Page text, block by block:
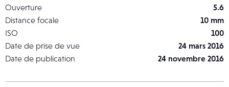
Ouverture
5.6
Distance focale
10 mm
ISO
100
Date de prise de vue
24 mars 2016
Date de publication
24 novembre 2016